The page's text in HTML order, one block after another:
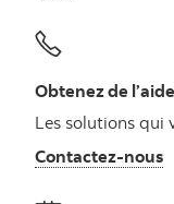
Obtenez de l’aide
Les solutions qui
Contactez-nous